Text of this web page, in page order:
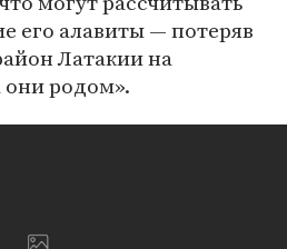
его алавиты — потеряв
Латакии на
они родом».